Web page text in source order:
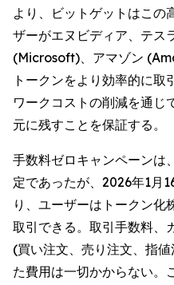
より、ビットゲットはこの
ザーがエヌビディア、テス
(Microsoft)、アマゾン
トークンをより効率的に取
ワークコストの削減を通じ
元に残すことを保証する。
手数料ゼロキャンペーンは
定であったが、2026年1月
り、ユーザーはトークン化
取引できる。取引手数料、
(買い注文、売り注文、指
た費用は一切かからない。